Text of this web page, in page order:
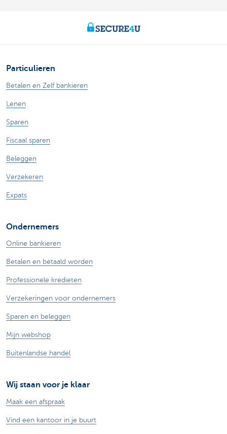
Particulieren
Betalen en Zelf bankieren
Lenen
Sparen
Fiscaal sparen
Beleggen
Verzekeren
Expats
Ondernemers
Online bankieren
Betalen en betaald worden
Professionele kredieten
Verzekeringen voor ondernemers
Sparen en beleggen
Mijn webshop
Buitenlandse handel
Wij staan voor je klaar
Maak een afspraak
Vind een kantoor in je buurt